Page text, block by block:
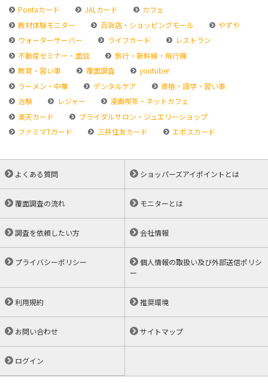
Pontaカード
JALカード
カフェ
教材体験モニター
百貨店・ショッピングモール
やずや
ウォーターサーバー
ライフカード
レストラン
不動産セミナー・面談
旅行・新幹線・飛行機
教育・習い事
覆面調査
youtuber
ラーメン・中華
デンタルケア
資格・語学・習い事
治験
レジャー
漫画喫茶・ネットカフェ
楽天カード
ブライダルサロン・ジュエリーショップ
ファミマTカード
三井住友カード エポスカード
よくある質問 ショッパーズアイポイントとは
覆面調査の流れ モニターとは
調査を依頼したい方 会社情報
プライバシーポリシー
個人情報の取扱い及び外部送信ポリシ
ー
利用規約 推奨環境
お問い合わせ サイトマップ
ログイン